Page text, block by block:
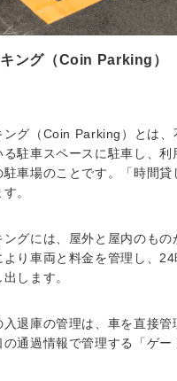
ング（Coin Parking）
ング（Coin Parking）とは
駐車スペースに駐車し、利
車場のことです。「時間貸
。
ングには、屋外と屋内のも
より車両と料金を管理し、
します。
退庫の管理は、車を直接管
の通過情報で管理する「ゲ